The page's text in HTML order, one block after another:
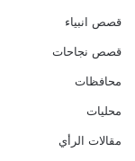
قصص انبياء
قصص نجاحات
محافظات
محليات
مقالات الرأي